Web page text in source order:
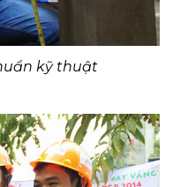
kỹ thuật